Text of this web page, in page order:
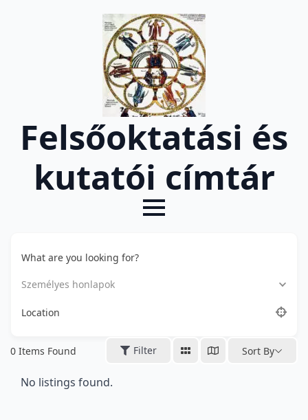
Felsőoktatási és
kutatói címtár
What are you looking for?
Személyes honlapok
Location
0 Items Found Filter Sort By
No listings found.